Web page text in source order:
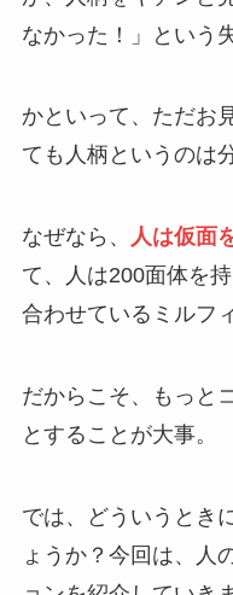
なかった！」という
かといって、ただお
ても人柄というのは
なぜなら、 人は仮面
て、人は200面体を
合わせているミルフ
だからこそ、もっと
とすることが大事。
では、どういうとき
ょうか？今回は、人